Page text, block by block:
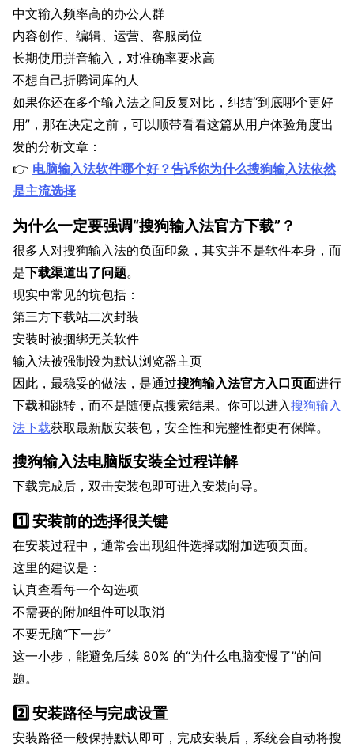
中文输入频率高的办公人群
内容创作、编辑、运营、客服岗位
长期使用拼音输入，对准确率要求高
不想自己折腾词库的人
如果你还在多个输入法之间反复对比，纠结“到底哪个更好
用”，那在决定之前，可以顺带看看这篇从用户体验角度出
发的分析文章：
👉 电脑输入法软件哪个好？告诉你为什么搜狗输入法依然
是主流选择
为什么一定要强调“搜狗输入法官方下载”？
很多人对搜狗输入法的负面印象，其实并不是软件本身，而
是下载渠道出了问题。
现实中常见的坑包括：
第三方下载站二次封装
安装时被捆绑无关软件
输入法被强制设为默认浏览器主页
因此，最稳妥的做法，是通过搜狗输入法官方入口页面进行
下载和跳转，而不是随便点搜索结果。你可以进入搜狗输入
法下载获取最新版安装包，安全性和完整性都更有保障。
搜狗输入法电脑版安装全过程详解
下载完成后，双击安装包即可进入安装向导。
1️⃣ 安装前的选择很关键
在安装过程中，通常会出现组件选择或附加选项页面。
这里的建议是：
认真查看每一个勾选项
不需要的附加组件可以取消
不要无脑“下一步”
这一小步，能避免后续 80% 的“为什么电脑变慢了”的问
题。
2️⃣ 安装路径与完成设置
安装路径一般保持默认即可，完成安装后，系统会自动将搜